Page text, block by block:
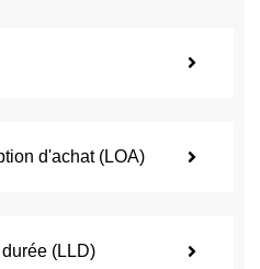
d'achat (LOA)
(LLD)